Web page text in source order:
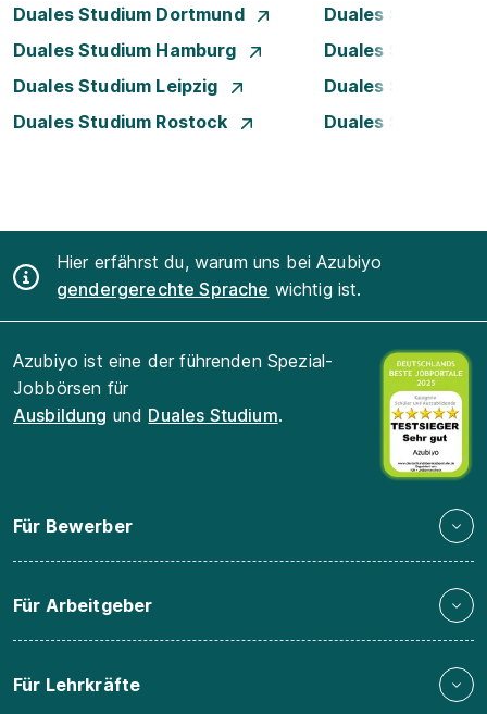
Duales Studium Dortmund
Duales Studium
Duales Studium Hamburg
Duales Studium
Duales Studium Leipzig
Duales Studium
Duales Studium Rostock
Duales Studium
Hier erfährst du, warum uns bei Azubiyo
gendergerechte Sprache wichtig ist.
Azubiyo ist eine der führenden Spezial-
Jobbörsen für
Ausbildung und Duales Studium.
Für Bewerber
Für Arbeitgeber
Für Lehrkräfte